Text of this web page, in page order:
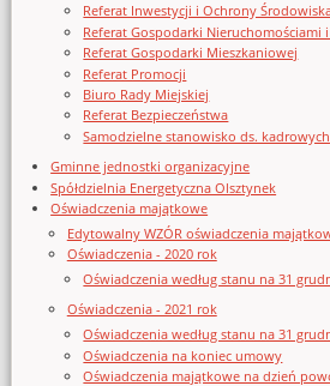
Referat Inwestycji i Ochrony
Referat Gospodarki Nieruchomościami
Referat Gospodarki Mieszkaniowej
Referat Promocji
Biuro Rady Miejskiej
Referat Bezpieczeństwa
Samodzielne stanowisko ds. kadrowych
Gminne jednostki organizacyjne
Spółdzielnia Energetyczna Olsztynek
Oświadczenia majątkowe
Edytowalny WZÓR oświadczenia
Oświadczenia - 2020 rok
Oświadczenia według stanu na 31
Oświadczenia - 2021 rok
Oświadczenia według stanu na 31
Oświadczenia na koniec umowy
Oświadczenia majątkowe na dzień